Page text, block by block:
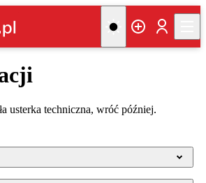
usterka techniczna, wróć później.